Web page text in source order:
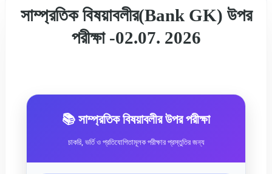
সাম্প্রতিক বিষয়াবলীর(Bank GK) উপর
পরীক্ষা -02.07. 2026
📚 সাম্প্রতিক বিষয়াবলীর উপর পরীক্ষা
চাকরি, ভর্তি ও প্রতিযোগিতামূলক পরীক্ষার প্রস্তুতির জন্য